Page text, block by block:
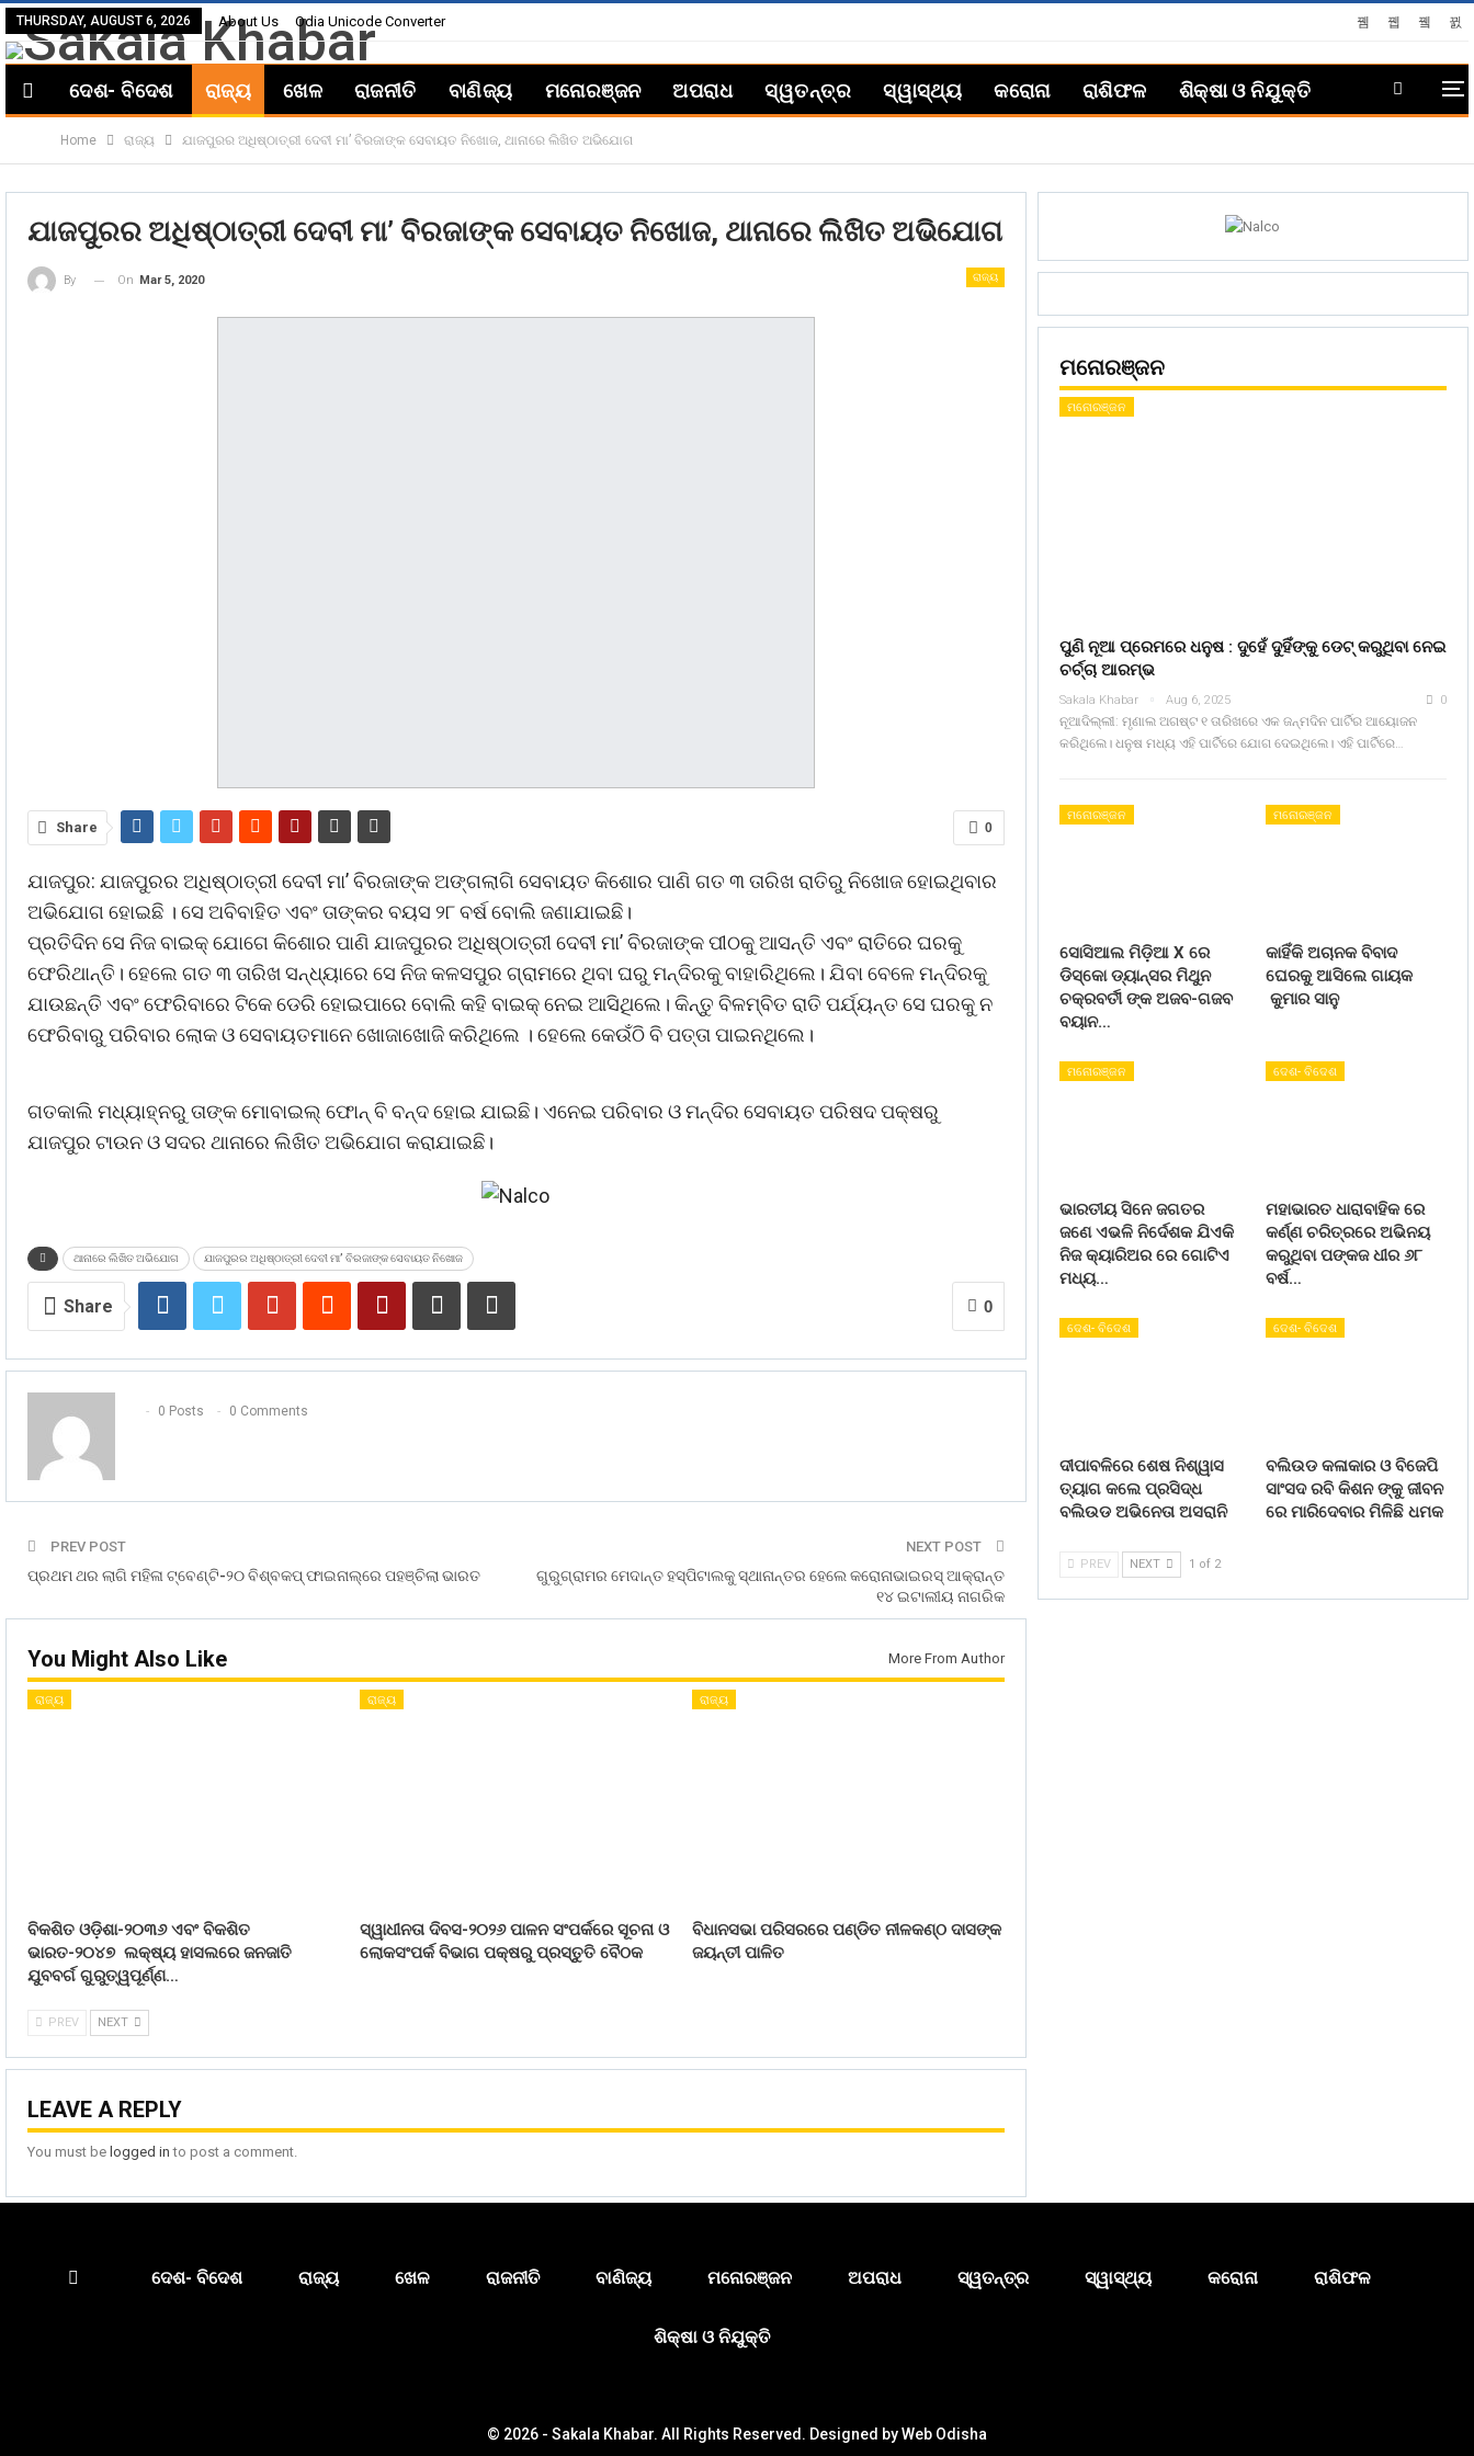
THURSDAY, AUGUST 6, 2026 About Us Odia Unicode Converter
ଦେଶ- ବିଦେଶ ରାଜ୍ୟ ଖେଳ ରାଜନୀତି ବାଣିଜ୍ୟ ମନୋରଞ୍ଜନ ଅପରାଧ ସ୍ୱତନ୍ତ୍ର ସ୍ୱାସ୍ଥ୍ୟ କରୋନା ରାଶିଫଳ ଶିକ୍ଷା ଓ ନିଯୁକ୍ତି
Home ରାଜ୍ୟ ଯାଜପୁରର ଅଧିଷ୍ଠାତ୍ରୀ ଦେବୀ ମା’ ବିରଜାଙ୍କ ସେବାୟତ ନିଖୋଜ, ଥାନାରେ ଲିଖିତ ଅଭିଯୋଗ
ଯାଜପୁରର ଅଧିଷ୍ଠାତ୍ରୀ ଦେବୀ ମା’ ବିରଜାଙ୍କ ସେବାୟତ ନିଖୋଜ, ଥାନାରେ ଲିଖିତ ଅଭିଯୋଗ
ରାଜ୍ୟ
By On Mar 5, 2020
0
Share
ଯାଜପୁର: ଯାଜପୁରର ଅଧିଷ୍ଠାତ୍ରୀ ଦେବୀ ମା’ ବିରଜାଙ୍କ ଅଙ୍ଗଲାଗି ସେବାୟତ କିଶୋର ପାଣି ଗତ ୩ ତାରିଖ ରାତିରୁ ନିଖୋଜ ହୋଇଥିବାର
ଅଭିଯୋଗ ହୋଇଛି । ସେ ଅବିବାହିତ ଏବଂ ତାଙ୍କର ବୟସ ୨୮ ବର୍ଷ ବୋଲି ଜଣାଯାଇଛି।
ପ୍ରତିଦିନ ସେ ନିଜ ବାଇକ୍ ଯୋଗେ କିଶୋର ପାଣି ଯାଜପୁରର ଅଧିଷ୍ଠାତ୍ରୀ ଦେବୀ ମା’ ବିରଜାଙ୍କ ପୀଠକୁ ଆସନ୍ତି ଏବଂ ରାତିରେ ଘରକୁ
ଫେରିଥାନ୍ତି। ହେଲେ ଗତ ୩ ତାରିଖ ସନ୍ଧ୍ୟାରେ ସେ ନିଜ କଳସପୁର ଗ୍ରାମରେ ଥିବା ଘରୁ ମନ୍ଦିରକୁ ବାହାରିଥିଲେ। ଯିବା ବେଳେ ମନ୍ଦିରକୁ
ଯାଉଛନ୍ତି ଏବଂ ଫେରିବାରେ ଟିକେ ଡେରି ହୋଇପାରେ ବୋଲି କହି ବାଇକ୍ ନେଇ ଆସିଥିଲେ। କିନ୍ତୁ ବିଳମ୍ବିତ ରାତି ପର୍ଯ୍ୟନ୍ତ ସେ ଘରକୁ ନ
ଫେରିବାରୁ ପରିବାର ଲୋକ ଓ ସେବାୟତମାନେ ଖୋଜାଖୋଜି କରିଥିଲେ । ହେଲେ କେଉଁଠି ବି ପତ୍ତା ପାଇନଥିଲେ।
ଗତକାଲି ମଧ୍ୟାହ୍ନରୁ ତାଙ୍କ ମୋବାଇଲ୍ ଫୋନ୍ ବି ବନ୍ଦ ହୋଇ ଯାଇଛି। ଏନେଇ ପରିବାର ଓ ମନ୍ଦିର ସେବାୟତ ପରିଷଦ ପକ୍ଷରୁ
ଯାଜପୁର ଟାଉନ ଓ ସଦର ଥାନାରେ ଲିଖିତ ଅଭିଯୋଗ କରାଯାଇଛି।
ଥାନାରେ ଲିଖିତ ଅଭିଯୋଗ ଯାଜପୁରର ଅଧିଷ୍ଠାତ୍ରୀ ଦେବୀ ମା’ ବିରଜାଙ୍କ ସେବାୟତ ନିଖୋଜ
0
Share
0 Posts 0 Comments
PREV POST
ପ୍ରଥମ ଥର ଲାଗି ମହିଳା ଟ୍ବେଣ୍ଟି-୨୦ ବିଶ୍ବକପ୍‌ ଫାଇନାଲ୍‌ରେ ପହଞ୍ଚିଲା ଭାରତ
NEXT POST
ଗୁରୁଗ୍ରାମର ମେଦାନ୍ତ ହସ୍‌ପିଟାଲକୁ ସ୍ଥାନାନ୍ତର ହେଲେ କରୋନାଭାଇରସ୍‌ ଆକ୍ରାନ୍ତ
୧୪ ଇଟାଲୀୟ ନାଗରିକ
You Might Also Like More From Author
ରାଜ୍ୟ
ବିକଶିତ ଓଡ଼ିଶା-୨୦୩୬ ଏବଂ ବିକଶିତ
ଭାରତ-୨୦୪୭ ଲକ୍ଷ୍ୟ ହାସଲରେ ଜନଜାତି
ଯୁବବର୍ଗ ଗୁରୁତ୍ୱପୂର୍ଣ୍ଣ…
ରାଜ୍ୟ
ସ୍ୱାଧୀନତା ଦିବସ-୨୦୨୬ ପାଳନ ସଂପର୍କରେ ସୂଚନା ଓ
ଲୋକସଂପର୍କ ବିଭାଗ ପକ୍ଷରୁ ପ୍ରସ୍ତୁତି ବୈଠକ
ରାଜ୍ୟ
ବିଧାନସଭା ପରିସରରେ ପଣ୍ଡିତ ନୀଳକଣ୍ଠ ଦାସଙ୍କ
ଜୟନ୍ତୀ ପାଳିତ
PREV NEXT
LEAVE A REPLY
You must be logged in to post a comment.
ମନୋରଞ୍ଜନ
ମନୋରଞ୍ଜନ
ପୁଣି ନୂଆ ପ୍ରେମରେ ଧନୁଷ : ଦୁହେଁ ଦୁହିଁଙ୍କୁ ଡେଟ୍ କରୁଥିବା ନେଇ
ଚର୍ଚ୍ଚା ଆରମ୍ଭ
Sakala Khabar Aug 6, 2025 0
ନୂଆଦିଲ୍ଲୀ: ମୃଣାଲ ଅଗଷ୍ଟ ୧ ତାରିଖରେ ଏକ ଜନ୍ମଦିନ ପାର୍ଟିର ଆୟୋଜନ
କରିଥିଲେ। ଧନୁଷ ମଧ୍ୟ ଏହି ପାର୍ଟିରେ ଯୋଗ ଦେଇଥିଲେ। ଏହି ପାର୍ଟିରେ…
ମନୋରଞ୍ଜନ
ସୋସିଆଲ ମିଡ଼ିଆ X ରେ
ଡିସ୍କୋ ଡ୍ୟାନ୍ସର ମିଥୁନ
ଚକ୍ରବର୍ତୀ ଙ୍କ ଅଜବ-ଗଜବ
ବୟାନ…
ମନୋରଞ୍ଜନ
କାହିଁକି ଅଚାନକ ବିବାଦ
ଘେରକୁ ଆସିଲେ ଗାୟକ
କୁମାର ସାନୁ
ମନୋରଞ୍ଜନ
ଭାରତୀୟ ସିନେ ଜଗତର
ଜଣେ ଏଭଳି ନିର୍ଦେଶକ ଯିଏକି
ନିଜ କ୍ୟାରିଅର ରେ ଗୋଟିଏ
ମଧ୍ୟ…
ଦେଶ- ବିଦେଶ
ମହାଭାରତ ଧାରାବାହିକ ରେ
କର୍ଣ୍ଣ ଚରିତ୍ରରେ ଅଭିନୟ
କରୁଥିବା ପଙ୍କଜ ଧୀର ୬୮
ବର୍ଷ…
ଦେଶ- ବିଦେଶ
ଦୀପାବଳିରେ ଶେଷ ନିଶ୍ୱାସ
ତ୍ୟାଗ କଲେ ପ୍ରସିଦ୍ଧ
ବଲିଉଡ ଅଭିନେତା ଅସରାନି
ଦେଶ- ବିଦେଶ
ବଲିଉଡ କଳାକାର ଓ ବିଜେପି
ସାଂସଦ ରବି କିଶନ ଙ୍କୁ ଜୀବନ
ରେ ମାରିଦେବାର ମିଳିଛି ଧମକ
PREV NEXT 1 of 2
ଦେଶ- ବିଦେଶ ରାଜ୍ୟ ଖେଳ ରାଜନୀତି ବାଣିଜ୍ୟ ମନୋରଞ୍ଜନ ଅପରାଧ ସ୍ୱତନ୍ତ୍ର ସ୍ୱାସ୍ଥ୍ୟ କରୋନା ରାଶିଫଳ
ଶିକ୍ଷା ଓ ନିଯୁକ୍ତି
© 2026 - Sakala Khabar. All Rights Reserved. Designed byWeb Odisha